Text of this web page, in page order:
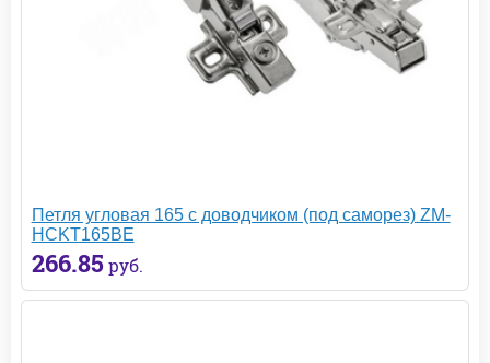
Петля угловая 165 с доводчиком (под саморез) ZM-
HCKT165BE
266.85 руб.